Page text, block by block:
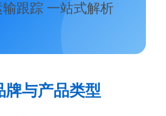
跟踪 一站式解析
牌与产品类型